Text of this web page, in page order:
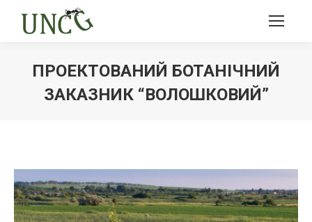
ПРОЕКТОВАНИЙ БОТАНІЧНИЙ
ЗАКАЗНИК “ВОЛОШКОВИЙ”